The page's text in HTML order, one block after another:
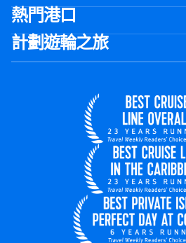
熱門港口
計劃遊輪之旅